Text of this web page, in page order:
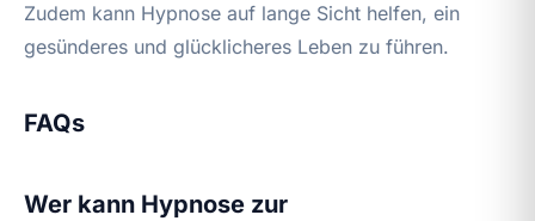
Zudem kann Hypnose auf lange Sicht helfen, ein
gesünderes und glücklicheres Leben zu führen.
FAQs
Wer kann Hypnose zur